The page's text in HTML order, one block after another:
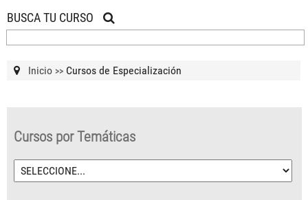
BUSCA TU CURSO
Inicio >> Cursos de Especialización
Cursos por Temáticas